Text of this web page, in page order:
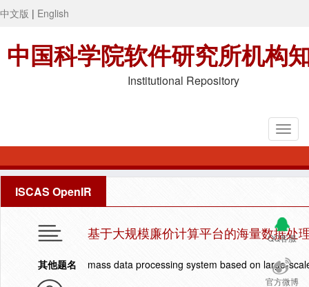
中文版 | English
中国科学院软件研究所机构
Institutional Repository
ISCAS OpenIR
QQ客服
官方微博
基于大规模廉价计算平台的海量数据处
其他题名 mass data processing system based on large-